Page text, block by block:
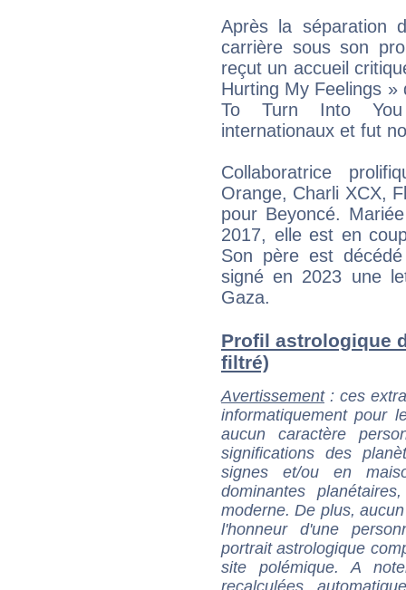
Après la séparation
carrière sous son
reçut un accueil
Hurting My Feelings
To Turn Into
internationaux et fut
Collaboratrice
Orange, Charli XCX,
pour Beyoncé.
2017, elle est en
Son père est
signé en 2023 une
Gaza.
Profil astrologique
filtré)
Avertissement: ces
informatiquement pour
aucun caractère
significations des
signes et/ou en
dominantes
moderne. De plus,
l'honneur d'une
portrait astrologique
site polémique. A
recalculées